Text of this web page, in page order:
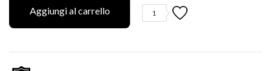
Aggiungi al carrello 1